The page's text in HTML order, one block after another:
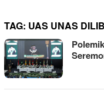
TAG: UAS UNAS